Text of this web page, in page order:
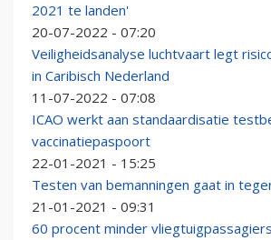
2021 te landen'
20-07-2022 - 07:20
Veiligheidsanalyse luchtvaart legt
in Caribisch Nederland
11-07-2022 - 07:08
ICAO werkt aan standaardisatie
vaccinatiepaspoort
22-01-2021 - 15:25
Testen van bemanningen gaat in
21-01-2021 - 09:31
60 procent minder